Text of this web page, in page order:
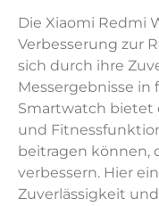
Die Xiaomi Redmi
Verbesserung zur
sich durch ihre
Messergebnisse in
Smartwatch bietet
und
beitragen können,
verbessern. Hier
Zuverlässigkeit